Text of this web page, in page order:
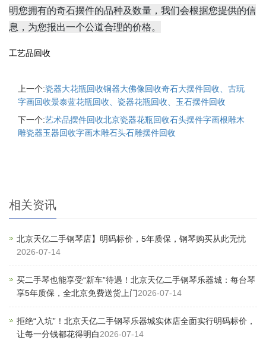
明您拥有的奇石摆件的品种及数量，我们会根据您提供的信
息，为您报出一个公道合理的价格。
工艺品回收
上一个:瓷器大花瓶回收铜器大佛像回收奇石大摆件回收、古玩
字画回收景泰蓝花瓶回收、瓷器花瓶回收、玉石摆件回收
下一个:艺术品摆件回收北京瓷器花瓶回收石头摆件字画根雕木
雕瓷器玉器回收字画木雕石头石雕摆件回收
相关资讯
北京天亿二手钢琴店】明码标价，5年质保，钢琴购买从此无忧
2026-07-14
买二手琴也能享受“新车”待遇！北京天亿二手钢琴乐器城：每台琴
享5年质保，全北京免费送货上门2026-07-14
拒绝“入坑”！北京天亿二手钢琴乐器城实体店全面实行明码标价，
让每一分钱都花得明白2026-07-14